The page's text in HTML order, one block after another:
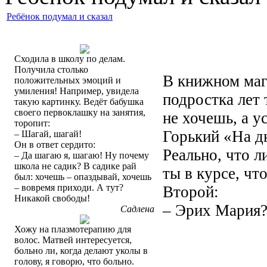
Ребёнок подумал и сказал
Сходила в школу по делам.
Получила столько
положительных эмоций и
умиления! Например, увидела
такую картинку. Ведёт бабушка
своего первоклашку на занятия,
торопит:
– Шагай, шагай!
Он в ответ сердито:
– Да шагаю я, шагаю! Ну почему
школа не садик? В садике рай
был: хочешь – опаздывай, хочешь
– вовремя приходи. А тут?
Никакой свободы!
Садлена
Хожу на плазмотерапию для
волос. Матвей интересуется,
больно ли, когда делают уколы в
голову, я говорю, что больно.
В книжном
подростка
не хочешь, а
Горький «На
Реально, что
ты в курсе,
Второй:
– Эрих